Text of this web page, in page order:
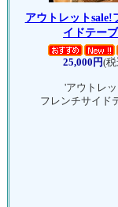
アウトレットsale!
イドテー
25,000円(
'アウトレ
フレンチサイド